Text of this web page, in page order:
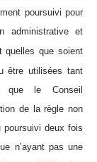
poursuivi pour
administrative et
que soient
être utilisées tant
que le Conseil
de la règle non
deux fois
n’ayant pas une